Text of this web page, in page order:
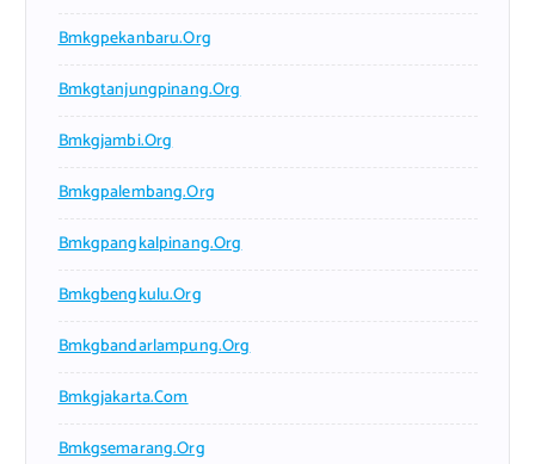
Bmkgpekanbaru.org
Bmkgtanjungpinang.org
Bmkgjambi.org
Bmkgpalembang.org
Bmkgpangkalpinang.org
Bmkgbengkulu.org
Bmkgbandarlampung.org
Bmkgjakarta.com
Bmkgsemarang.org